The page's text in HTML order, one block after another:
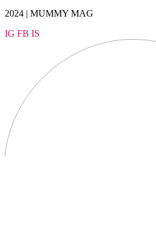
2024 | MUMMY MAG
IG FB IS